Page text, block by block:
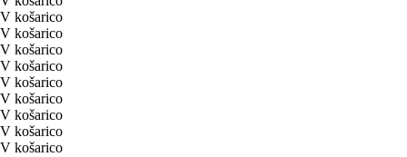
V košarico
V košarico
V košarico
V košarico
V košarico
V košarico
V košarico
V košarico
V košarico